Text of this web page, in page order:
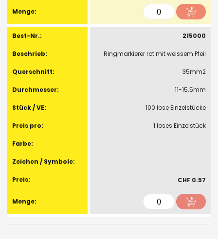
215000
Ringmarkierer rot mit weissem Pfeil
35mm2
11-15.5mm
100 lose Einzelstücke
1 loses Einzelstück
CHF 0.57